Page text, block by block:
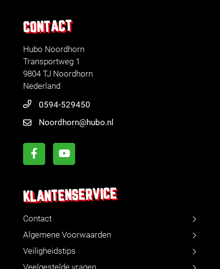
CONTACT
Hubo Noordhorn
Transportweg 1
9804 TJ Noordhorn
Nederland
0594-529450
Noordhorn@hubo.nl
KLANTENSERVICE
Contact
Algemene Voorwaarden
Veiligheidstips